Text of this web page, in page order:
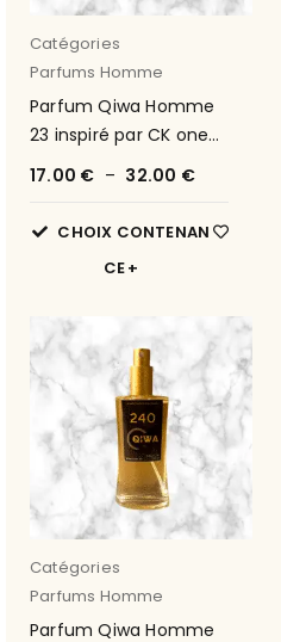
Catégories
Parfums Homme
Parfum Qiwa Homme
23 inspiré par CK one
de Calvin Klein
17.00 € – 32.00 €
CHOIX CONTENAN
CE
Catégories
Parfums Homme
Parfum Qiwa Homme